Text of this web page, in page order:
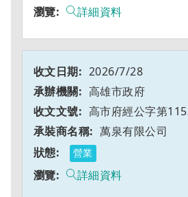
詳細資料
2026/7/28
高雄市政府
高市府經公字第
萬泉有限公司
營業
詳細資料